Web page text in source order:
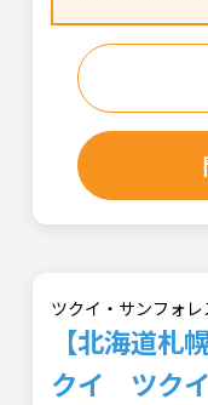
ツクイ・サンフォ
【北海道札
クイ ツク